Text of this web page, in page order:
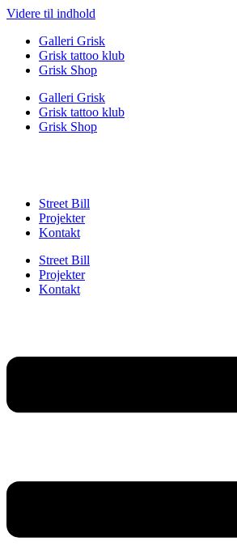
Videre til indhold
Galleri Grisk
Grisk tattoo klub
Grisk Shop
Galleri Grisk
Grisk tattoo klub
Grisk Shop
Street Bill
Projekter
Kontakt
Street Bill
Projekter
Kontakt